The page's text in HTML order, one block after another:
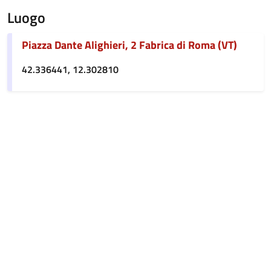
Luogo
Piazza Dante Alighieri, 2 Fabrica di Roma (VT)
42.336441, 12.302810